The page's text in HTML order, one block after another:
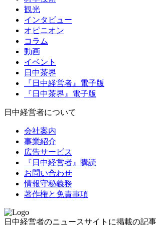
観光
インタビュー
オピニオン
コラム
動画
イベント
日中茶界
『日中経営者』電子版
『日中茶界』電子版
日中経営者について
会社案内
事業紹介
広告サービス
『日中経営者』購読
お問い合わせ
情報守秘義務
著作権と免責事項
日中経営者のニュースサイトに掲載の記